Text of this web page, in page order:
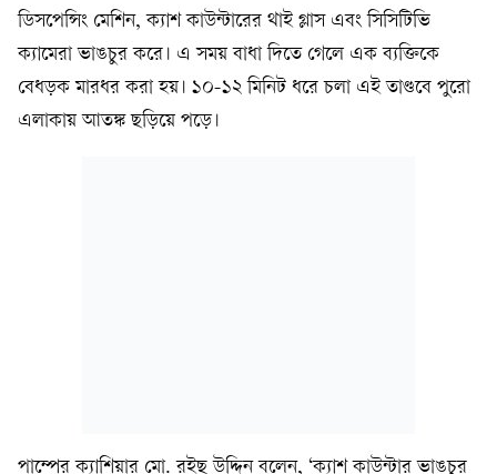
ডিসপেন্সিং মেশিন, ক্যাশ কাউন্টারের থাই গ্লাস এবং সিসিটিভি
ক্যামেরা ভাঙচুর করে। এ সময় বাধা দিতে গেলে এক ব্যক্তিকে
বেধড়ক মারধর করা হয়। ১০-১২ মিনিট ধরে চলা এই তাণ্ডবে পুরো
এলাকায় আতঙ্ক ছড়িয়ে পড়ে।
পাম্পের ক্যাশিয়ার মো. রইছ উদ্দিন বলেন, ‘ক্যাশ কাউন্টার ভাঙচুর